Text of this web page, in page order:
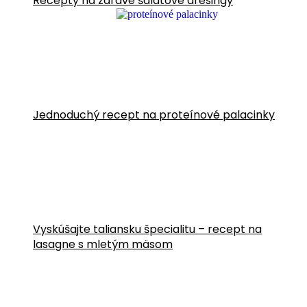
Jednoduchý recept na proteínové palacinky
Vyskúšajte taliansku špecialitu – recept na
lasagne s mletým mäsom